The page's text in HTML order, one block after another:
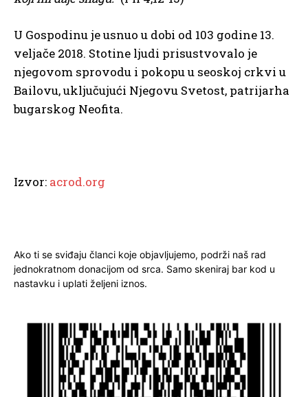
U Gospodinu je usnuo u dobi od 103 godine 13.
veljače 2018. Stotine ljudi prisustvovalo je
njegovom sprovodu i pokopu u seoskoj crkvi u
Bailovu, uključujući Njegovu Svetost, patrijarha
bugarskog Neofita.
Izvor: acrod.org
Ako ti se sviđaju članci koje objavljujemo, podrži naš rad
jednokratnom donacijom od srca. Samo skeniraj bar kod u
nastavku i uplati željeni iznos.